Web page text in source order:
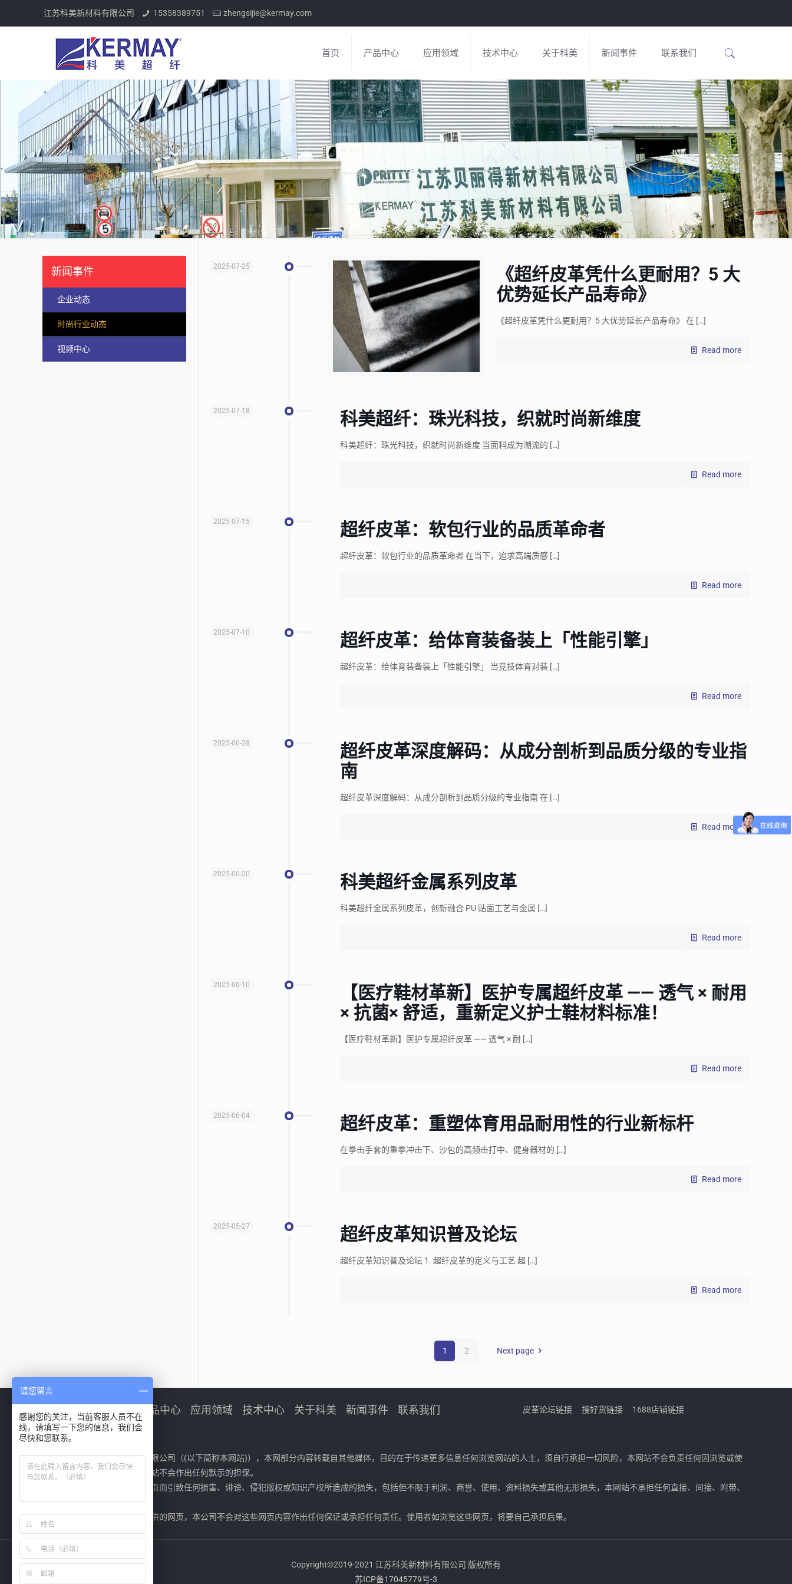
江苏科美新材料有限公司 15358389751 zhengsijie@kermay.com
首页 产品中心 应用领域 技术中心 关于科美 新闻事件 联系我们
2025-07-25
《超纤皮革凭什么更耐用？5 大
优势延长产品寿命》
《超纤皮革凭什么更耐用？5 大优势延长产品寿命》 在 […]
Read more
2025-07-18 科美超纤：珠光科技，织就时尚新维度
科美超纤：珠光科技，织就时尚新维度 当面料成为潮流的 […]
Read more
2025-07-15 超纤皮革：软包行业的品质革命者
超纤皮革：软包行业的品质革命者 在当下，追求高端质感[…]
Read more
2025-07-10 超纤皮革：给体育装备装上「性能引擎」
超纤皮革：给体育装备装上「性能引擎」 当竞技体育对装[…]
Read more
2025-06-28
超纤皮革深度解码：从成分剖析到品质分级的专业指
南
超纤皮革深度解码：从成分剖析到品质分级的专业指南 在 […]
Read more
2025-06-20 科美超纤金属系列皮革
科美超纤金属系列皮革，创新融合 PU 贴面工艺与金属 […]
Read more
2025-06-10
【医疗鞋材革新】医护专属超纤皮革 —— 透气 × 耐用
× 抗菌× 舒适，重新定义护士鞋材料标准！
【医疗鞋材革新】医护专属超纤皮革 —— 透气 × 耐[…]
Read more
2025-06-04 超纤皮革：重塑体育用品耐用性的行业新标杆
在拳击手套的重拳冲击下、沙包的高频击打中、健身器材的 […]
Read more
2025-05-27 超纤皮革知识普及论坛
超纤皮革知识普及论坛 1. 超纤皮革的定义与工艺 超 […]
Read more
1 2 Next page
新闻事件
企业动态
时尚行业动态
视频中心
首页 产品中心 应用领域 技术中心 关于科美 新闻事件 联系我们 1688店铺链接
搜好货链接
皮革论坛链接
免责声明：
欢迎您光临江苏科美新材料有限公司（(以下简称本网站)），本网部分内容转载自其他媒体，目的在于传递更多信息任何浏览网站的人士，须自行承担一切风险，本网站不会负责任何因浏览或使
用本网站而引致之损失。本网站不会作出任何默示的担保。
本网站不会对使用或链接本网页而引致任何损害、诽谤、侵犯版权或知识产权所造成的损失，包括但不限于利润、商誉、使用、资料损失或其他无形损失，本网站不承担任何直接、间接、附带、
特别、衍生性或惩罚性赔偿。
本公司对连接至其他机构所提供的网页，本公司不会对这些网页内容作出任何保证或承担任何责任。使用者如浏览这些网页，将要自己承担后果。
Copyright©2019-2021 江苏科美新材料有限公司 版权所有
苏ICP备17045779号-3
请您留言
感谢您的关注，当前客服人员不在
线，请填写一下您的信息，我们会
尽快和您联系。